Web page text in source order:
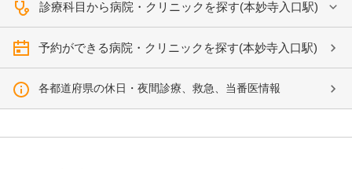
診療科目から病院・クリニックを探す(本妙寺入口駅)
予約ができる病院・クリニックを探す(本妙寺入口駅)
各都道府県の休日・夜間診療、救急、当番医情報